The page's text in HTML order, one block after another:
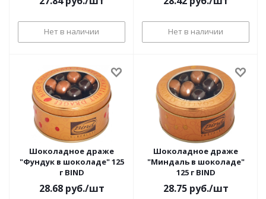
Нет в наличии Нет в наличии
Шоколадное драже
"Фундук в шоколаде" 125
г BIND
28.68руб./шт
Шоколадное драже
"Миндаль в шоколаде"
125 г BIND
28.75руб./шт